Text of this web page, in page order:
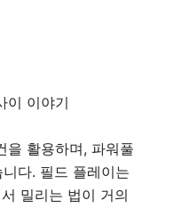
이 이야기
을 활용하며, 파워풀
다. 필드 플레이는
밀리는 법이 거의